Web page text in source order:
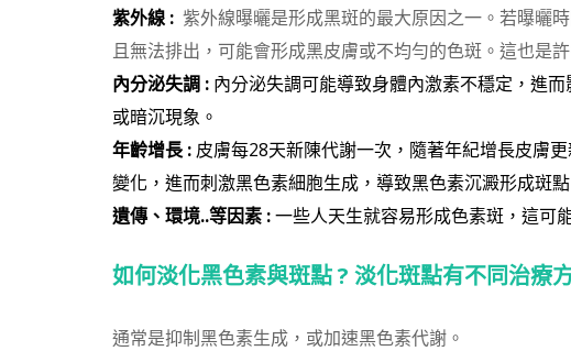
紫外線 : 紫外線曝曬是形成黑斑的最大原因之一。若曝曬
且無法排出，可能會形成黑皮膚或不均勻的色斑。這也是
內分泌失調 : 內分泌失調可能導致身體內激素不穩定，進
或暗沉現象。
年齡增長 : 皮膚每28天新陳代謝一次，隨著年紀增長皮膚
變化，進而刺激黑色素細胞生成，導致黑色素沉澱形成斑點
遺傳、環境..等因素 :一些人天生就容易形成色素斑，這可
如何淡化黑色素與斑點 ? 淡化斑點有不同治療
通常是抑制黑色素生成，或加速黑色素代謝。